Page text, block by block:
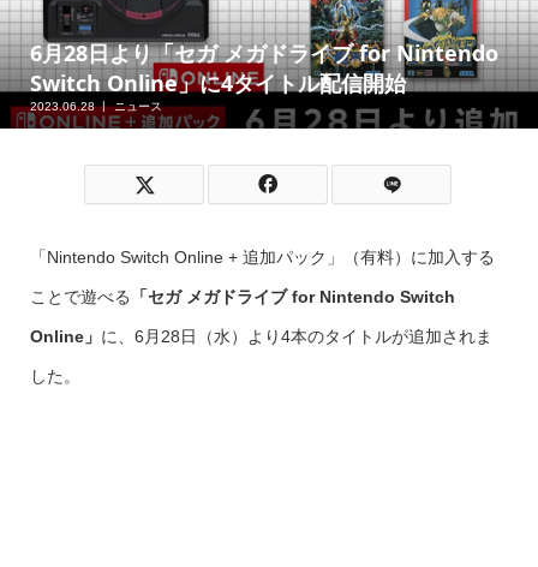
6月28日より「セガ メガドライブ for Nintendo
Switch Online」に4タイトル配信開始
2023.06.28 ニュース
「Nintendo Switch Online + 追加パック」（有料）に加入する
ことで遊べる 「セガ メガドライブ for Nintendo Switch
Online」 に、6月28日（水）より4本のタイトルが追加されま
した。